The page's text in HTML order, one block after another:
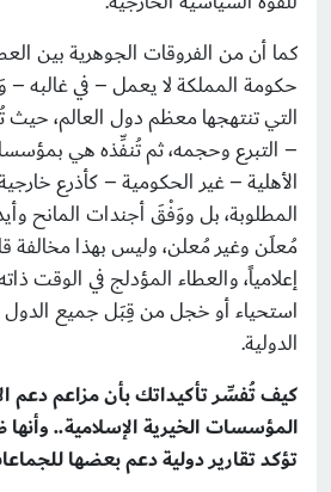
كما أن من الفروقات الجوهرية بين
حكومة المملكة لا يعمل – في غالبه –
التي تنتهجها معظم دول العالم، حيث
– التبرع وحجمه، ثم تُنفِّذه هي
الأهلية – غير الحكومية – كأذرع
المطلوبة، بل ووَفْقَ أجندات المانح
مُعلَن وغير مُعلن، وليس بهذا مخالفة
إعلامياً، والعطاء المؤدلج في الوقت
استحياء أو خجل من قِبَل جميع
الدولية.
كيف تُفسِّر تأكيداتك بأن مزاعم دعم
المؤسسات الخيرية الإسلامية.. وأنها
تؤكد تقارير دولية دعم بعضها